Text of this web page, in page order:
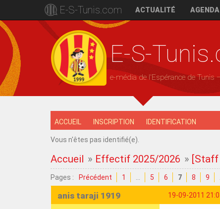
E-S-Tunis.com ACTUALITÉ AGENDA
E-S-
e-média de l'Espérance de Tunis
ACCUEIL INSCRIPTION IDENTIFICATION
Vous n'êtes pas identifié(e).
Accueil » Effectif 2025/2026 » [Staff
Pages : Précédent 1 5 6 7 8 9
19-09-2011
anis taraji 1919